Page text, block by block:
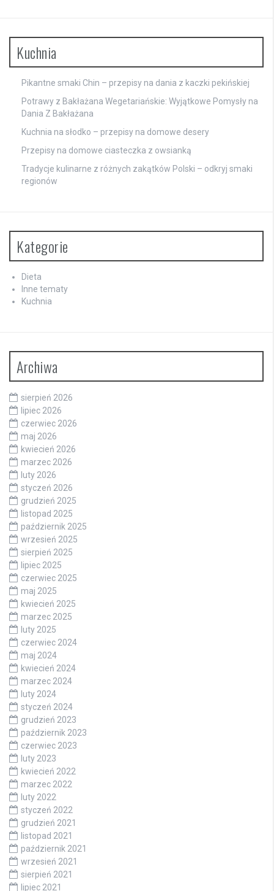
Kuchnia
Pikantne smaki Chin – przepisy na dania z kaczki pekińskiej
Potrawy z Bakłażana Wegetariańskie: Wyjątkowe Pomysły na
Dania Z Bakłażana
Kuchnia na słodko – przepisy na domowe desery
Przepisy na domowe ciasteczka z owsianką
Tradycje kulinarne z różnych zakątków Polski – odkryj smaki
regionów
Kategorie
Dieta
Inne tematy
Kuchnia
Archiwa
sierpień 2026
lipiec 2026
czerwiec 2026
maj 2026
kwiecień 2026
marzec 2026
luty 2026
styczeń 2026
grudzień 2025
listopad 2025
październik 2025
wrzesień 2025
sierpień 2025
lipiec 2025
czerwiec 2025
maj 2025
kwiecień 2025
marzec 2025
luty 2025
czerwiec 2024
maj 2024
kwiecień 2024
marzec 2024
luty 2024
styczeń 2024
grudzień 2023
październik 2023
czerwiec 2023
luty 2023
kwiecień 2022
marzec 2022
luty 2022
styczeń 2022
grudzień 2021
listopad 2021
październik 2021
wrzesień 2021
sierpień 2021
lipiec 2021